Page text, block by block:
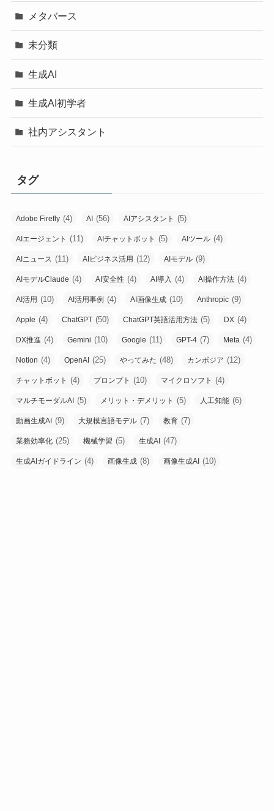
メタバース
未分類
生成AI
生成AI初学者
社内アシスタント
タグ
Adobe Firefly (4) AI (56) AIアシスタント (5)
AIエージェント (11) AIチャットボット (5) AIツール (4)
AIニュース (11) AIビジネス活用 (12) AIモデル (9)
AIモデルClaude (4) AI安全性 (4) AI導入 (4) AI操作方法 (4)
AI活用 (10) AI活用事例 (4) AI画像生成 (10) Anthropic (9)
Apple (4) ChatGPT (50) ChatGPT英語活用方法 (5) DX (4)
DX推進 (4) Gemini (10) Google (11) GPT-4 (7) Meta (4)
Notion (4) OpenAI (25) やってみた (48) カンボジア (12)
チャットボット (4) プロンプト (10) マイクロソフト (4)
マルチモーダルAI (5) メリット・デメリット (5) 人工知能 (6)
動画生成AI (9) 大規模言語モデル (7) 教育 (7)
業務効率化 (25) 機械学習 (5) 生成AI (47)
生成AIガイドライン (4) 画像生成 (8) 画像生成AI (10)